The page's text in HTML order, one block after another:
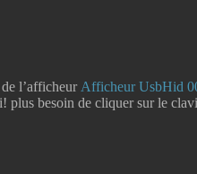
l’afficheur Afficheur UsbHid
besoin de cliquer sur le